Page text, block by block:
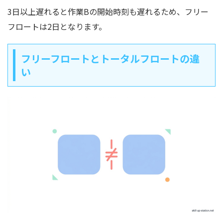
3日以上遅れると作業Bの開始時刻も遅れるため、フリー
フロートは2日となります。
フリーフロートとトータルフロートの違
い